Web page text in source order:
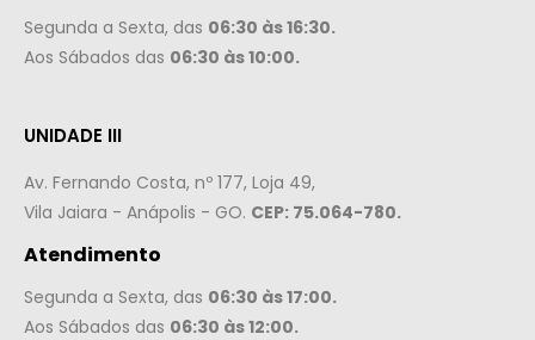
Segunda a Sexta, das 06:30 às 16:30.
Aos Sábados das 06:30 às 10:00.
UNIDADE III
Av. Fernando Costa, nº 177, Loja 49,
Vila Jaiara - Anápolis - GO. CEP: 75.064-780.
Atendimento
Segunda a Sexta, das 06:30 às 17:00.
Aos Sábados das 06:30 às 12:00.